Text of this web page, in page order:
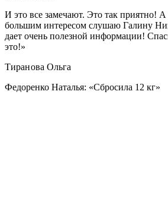
И это все замечают. Это так приятно! А
большим интересом слушаю Галину
дает очень полезной информации!
это!»
Тиранова Ольга
Федоренко Наталья: «Сбросила 12 кг»